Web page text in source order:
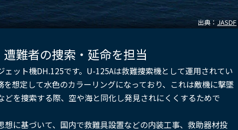
出典：JASDF
遭難者の捜索・延命を担当
ェット機DH.125です。U-125Aは救難捜索機として運用されてい
を想定して水色のカラーリングになっており、これは敵機に撃墜
どを捜索する際、空や海と同化し発見されにくくするためで
想に基づいて、国内で救難具設置などの内装工事、救助器材投